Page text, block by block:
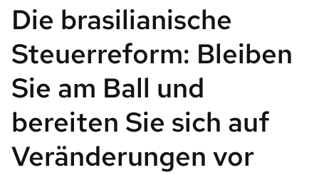
Die brasilianische
Steuerreform: Bleiben
Sie am Ball und
bereiten Sie sich auf
Veränderungen vor